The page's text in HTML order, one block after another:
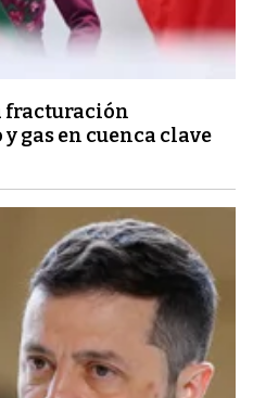
fracturación
gas en cuenca clave